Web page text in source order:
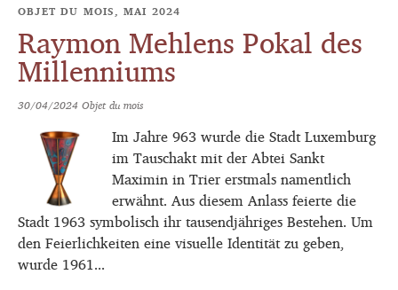
OBJET DU MOIS, MAI 2024
Raymon Mehlens Pokal des
Millenniums
30/04/2024Objet du mois
Im Jahre 963 wurde die Stadt Luxemburg
im Tauschakt mit der Abtei Sankt
Maximin in Trier erstmals namentlich
erwähnt. Aus diesem Anlass feierte die
Stadt 1963 symbolisch ihr tausendjähriges Bestehen. Um
den Feierlichkeiten eine visuelle Identität zu geben,
wurde 1961...